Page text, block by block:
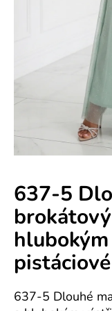
637-5
pistáciové
637-5 Dlouhé
j
s
?
d